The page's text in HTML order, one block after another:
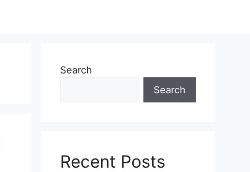
Search
Search
Recent Posts